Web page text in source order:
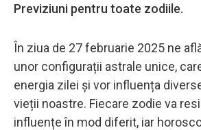
Previziuni pentru toate zodiile.
În ziua de 27 februarie 2025 ne
unor configurații astrale unice,
energia zilei și vor influența
vieții noastre. Fiecare zodie va
influențe în mod diferit, iar